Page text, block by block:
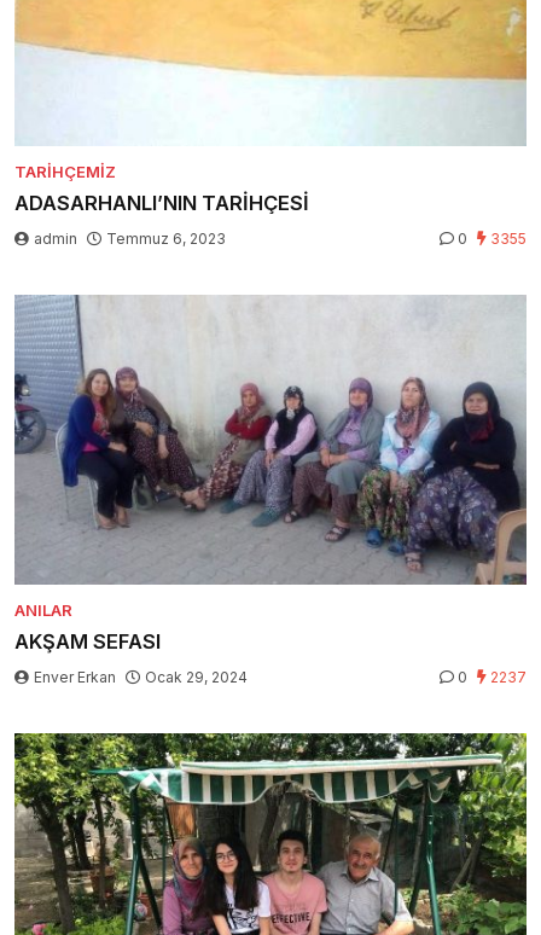
TARIHÇEMIZ
ADASARHANLI’NIN TARİHÇESİ
admin Temmuz 6, 2023 0 3355
ANILAR
AKŞAM SEFASI
Enver Erkan Ocak 29, 2024 0 2237